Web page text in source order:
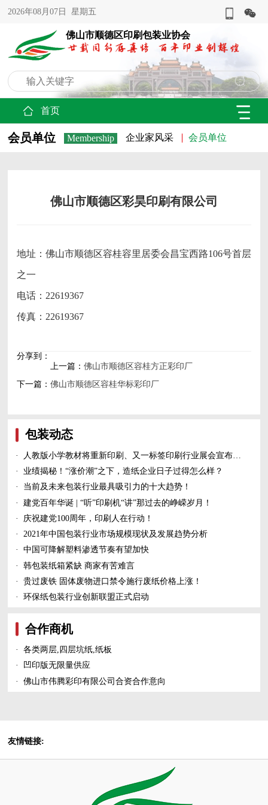
2026年08月07日 星期五
佛山市顺德区印刷包装业协会
首页
会员单位 Membership 企业家风采 会员单位
佛山市顺德区彩昊印刷有限公司
地址：佛山市顺德区容桂容里居委会昌宝西路106号首层
之一
电话：22619367
传真：22619367
分享到：
上一篇： 佛山市顺德区容桂方正彩印厂
下一篇： 佛山市顺德区容桂华标彩印厂
包装动态
·
人教版小学教材将重新印刷、又一标签印刷行业展会宣布延期、5家造纸及包装印刷富豪上榜新财富500富人榜......
·
业绩揭秘！“涨价潮”之下，造纸企业日子过得怎么样？
·
当前及未来包装行业最具吸引力的十大趋势！
·
建党百年华诞 | “听”印刷机“讲”那过去的峥嵘岁月！
·
庆祝建党100周年，印刷人在行动！
·
2021年中国包装行业市场规模现状及发展趋势分析
·
中国可降解塑料渗透节奏有望加快
·
韩包装纸箱紧缺 商家有苦难言
·
贵过废铁 固体废物进口禁令施行废纸价格上涨！
·
环保纸包装行业创新联盟正式启动
合作商机
·
各类两层,四层坑纸,纸板
·
凹印版无限量供应
·
佛山市伟腾彩印有限公司合资合作意向
友情链接: